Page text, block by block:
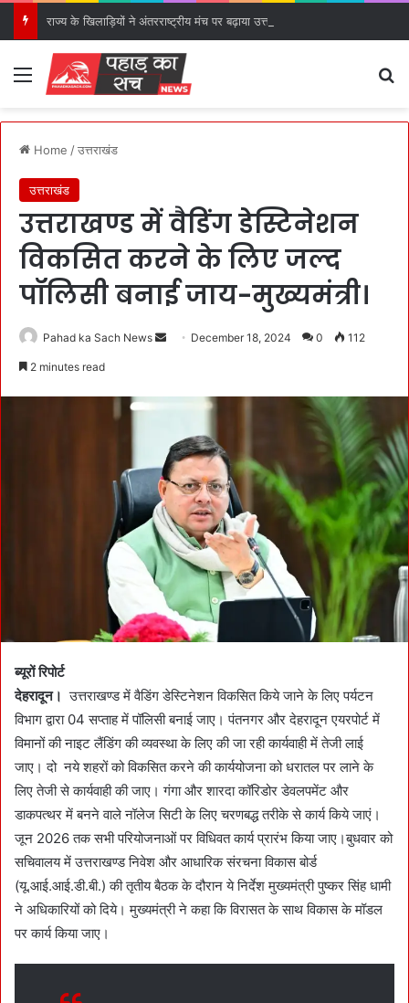
Menu
Home /उत्तराखंड
उत्तराखंड
उत्तराखण्ड में वैडिंग डेस्टिनेशन
विकसित करने के लिए जल्द
पॉलिसी बनाई जाय-मुख्यमंत्री।
Pahad ka Sach News
n
e
m
a
l
December 18, 2024 0 112
2 minutes read
ब्यूरों रिपोर्ट
देहरादून। उत्तराखण्ड में वैडिंग डेस्टिनेशन विकसित किये जाने के लिए पर्यटन
विभाग द्वारा 04 सप्ताह में पॉलिसी बनाई जाए। पंतनगर और देहरादून एयरपोर्ट में
विमानों की नाइट लैंडिंग की व्यवस्था के लिए की जा रही कार्यवाही में तेजी लाई
जाए। दो नये शहरों को विकसित करने की कार्ययोजना को धरातल पर लाने के
लिए तेजी से कार्यवाही की जाए। गंगा और शारदा कॉरिडोर डेवलपमेंट और
डाकपत्थर में बनने वाले नॉलेज सिटी के लिए चरणबद्ध तरीके से कार्य किये जाएं।
जून 2026 तक सभी परियोजनाओं पर विधिवत कार्य प्रारंभ किया जाए।बुधवार को
सचिवालय में उत्तराखण्ड निवेश और आधारिक संरचना विकास बोर्ड
(यू.आई.आई.डी.बी.) की तृतीय बैठक के दौरान ये निर्देश मुख्यमंत्री पुष्कर सिंह धामी
ने अधिकारियों को दिये। मुख्यमंत्री ने कहा कि विरासत के साथ विकास के मॉडल
पर कार्य किया जाए।